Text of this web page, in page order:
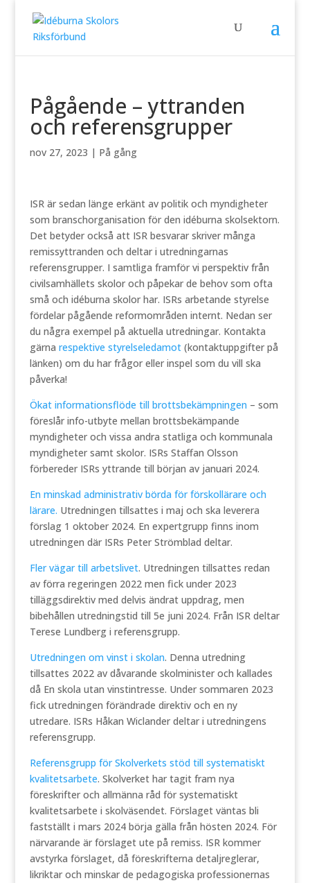
Pågående – yttranden
och referensgrupper
nov 27, 2023 | På gång
ISR är sedan länge erkänt av politik och myndigheter
som branschorganisation för den idéburna skolsektorn.
Det betyder också att ISR besvarar skriver många
remissyttranden och deltar i utredningarnas
referensgrupper. I samtliga framför vi perspektiv från
civilsamhällets skolor och påpekar de behov som ofta
små och idéburna skolor har. ISRs arbetande styrelse
fördelar pågående reformområden internt. Nedan ser
du några exempel på aktuella utredningar. Kontakta
gärna respektive styrelseledamot(kontaktuppgifter på
länken) om du har frågor eller inspel som du vill ska
påverka!
Ökat informationsflöde till brottsbekämpningen – som
föreslår info-utbyte mellan brottsbekämpande
myndigheter och vissa andra statliga och kommunala
myndigheter samt skolor. ISRs Staffan Olsson
förbereder ISRs yttrande till början av januari 2024.
En minskad administrativ börda för förskollärare och
lärare. Utredningen tillsattes i maj och ska leverera
förslag 1 oktober 2024. En expertgrupp finns inom
utredningen där ISRs Peter Strömblad deltar.
Fler vägar till arbetslivet. Utredningen tillsattes redan
av förra regeringen 2022 men fick under 2023
tilläggsdirektiv med delvis ändrat uppdrag, men
bibehållen utredningstid till 5e juni 2024. Från ISR deltar
Terese Lundberg i referensgrupp.
Utredningen om vinst i skolan. Denna utredning
tillsattes 2022 av dåvarande skolminister och kallades
då En skola utan vinstintresse. Under sommaren 2023
fick utredningen förändrade direktiv och en ny
utredare. ISRs Håkan Wiclander deltar i utredningens
referensgrupp.
Referensgrupp för Skolverkets stöd till systematiskt
kvalitetsarbete. Skolverket har tagit fram nya
föreskrifter och allmänna råd för systematiskt
kvalitetsarbete i skolväsendet. Förslaget väntas bli
fastställt i mars 2024 börja gälla från hösten 2024. För
närvarande är förslaget ute på remiss. ISR kommer
avstyrka förslaget, då föreskrifterna detaljreglerar,
likriktar och minskar de pedagogiska professionernas